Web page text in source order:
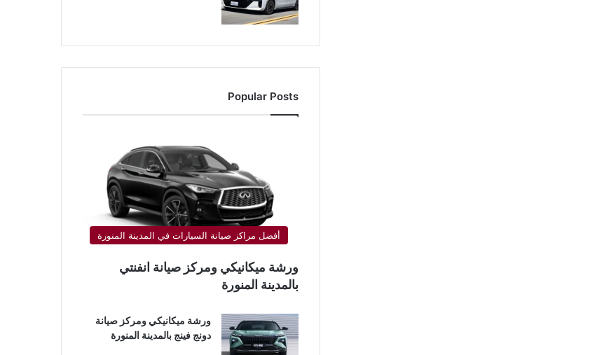
Popular Posts
أفضل مراكز صيانة السيارات في المدينة المنورة
ورشة ميكانيكي ومركز صيانة انفنتي
بالمدينة المنورة
ورشة ميكانيكي ومركز صيانة
دونج فينج بالمدينة المنورة